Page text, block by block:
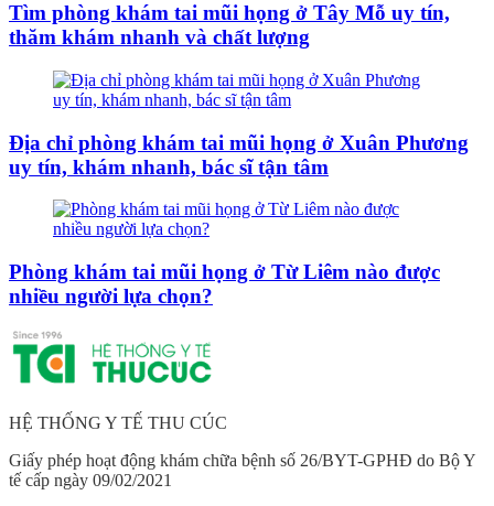
Tìm phòng khám tai mũi họng ở Tây Mỗ uy tín,
thăm khám nhanh và chất lượng
Địa chỉ phòng khám tai mũi họng ở Xuân Phương
uy tín, khám nhanh, bác sĩ tận tâm
Phòng khám tai mũi họng ở Từ Liêm nào được
nhiều người lựa chọn?
HỆ THỐNG Y TẾ THU CÚC
Giấy phép hoạt động khám chữa bệnh số 26/BYT-GPHĐ do Bộ Y
tế cấp ngày 09/02/2021